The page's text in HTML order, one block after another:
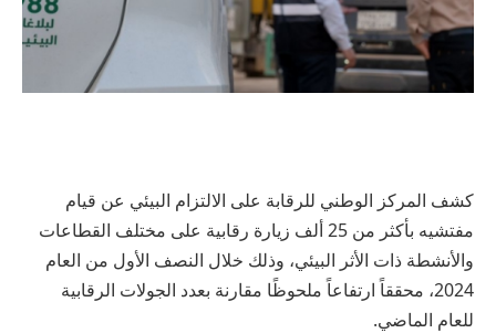
كشف المركز الوطني للرقابة على الالتزام البيئي عن قيام
مفتشيه بأكثر من 25 ألف زيارة رقابية على مختلف القطاعات
والأنشطة ذات الأثر البيئي، وذلك خلال النصف الأول من العام
2024، محققاً ارتفاعاً ملحوظًا مقارنة بعدد الجولات الرقابية
للعام الماضي.